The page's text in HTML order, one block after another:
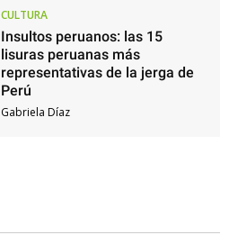
CULTURA
Insultos peruanos: las 15
lisuras peruanas más
representativas de la jerga de
Perú
Gabriela Díaz